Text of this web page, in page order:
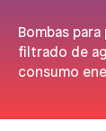
Bombas
filtrado de
consumo